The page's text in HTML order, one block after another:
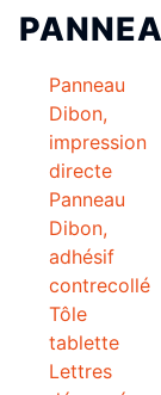
Panneau
Dibon,
impression
directe
Panneau
Dibon,
adhésif
contrecollé
Tôle
tablette
Lettres